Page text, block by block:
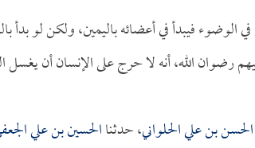
الوضوء فيبدأ في أعضائه باليمين، ولكن لو
رضوان الله، أنه لا حرج على الإنسان أن يغسل
الحسن بن علي الحلواني، حدثناالحسين بن علي